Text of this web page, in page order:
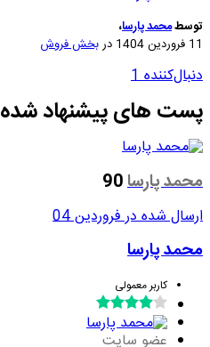
توسطمحمد پارسا،
11 فروردین 1404
دربخش فروش
دنبال‌کننده1
پست های پیشنهاد شده
محمد پارسا90
ارسال شده درفروردین 04
محمد پارسا
کاربر معمولی
عضو سایت